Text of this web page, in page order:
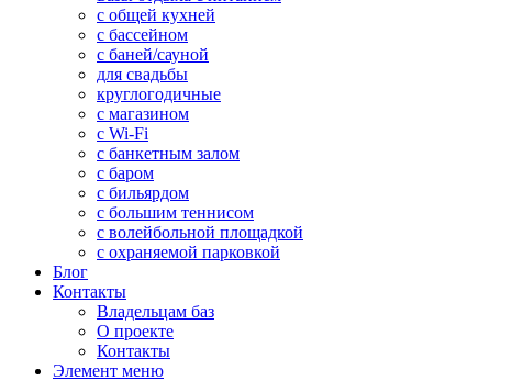
с общей кухней
с бассейном
с баней/сауной
для свадьбы
круглогодичные
с магазином
с Wi-Fi
с банкетным залом
с баром
с бильярдом
с большим теннисом
с волейбольной площадкой
с охраняемой парковкой
Блог
Контакты
Владельцам баз
О проекте
Контакты
Элемент меню